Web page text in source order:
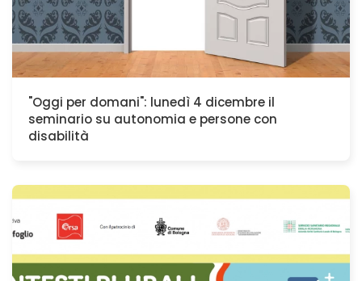
"Oggi per domani": lunedì 4 dicembre il
seminario su autonomia e persone con
disabilità